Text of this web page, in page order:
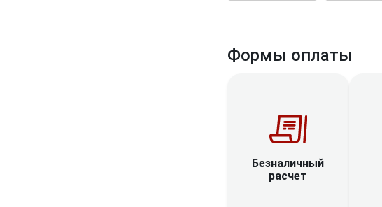
Формы оплаты
Безналичный
расчет